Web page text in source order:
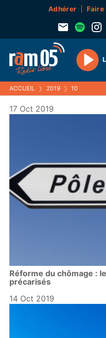
Adhérer Faire
Play
ACCUEIL ❯ 2019 ❯ 10
17 Oct 2019
Réforme du chômage :
précarisés
14 Oct 2019